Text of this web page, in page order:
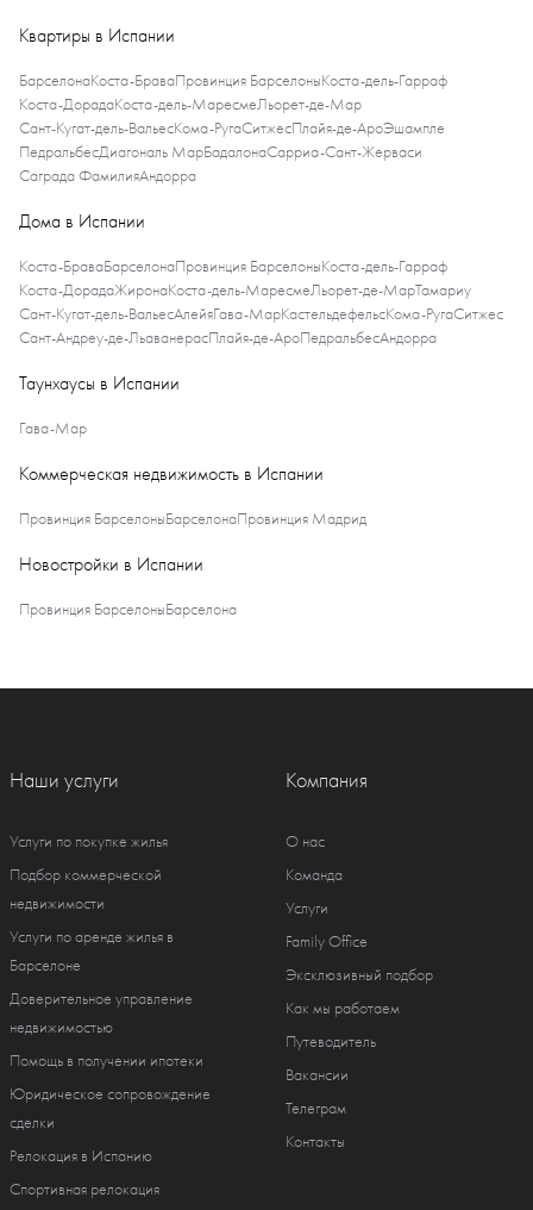
Квартиры в Испании
БарселонаКоста-БраваПровинция БарселоныКоста-дель-Гарраф
Коста-ДорадаКоста-дель-МаресмеЛьорет-де-Мар
Сант-Кугат-дель-ВальесКома-РугаСитжесПлайя-де-АроЭшампле
ПедральбесДиагональ МарБадалонаСарриа-Сант-Жерваси
Саграда ФамилияАндорра
Дома в Испании
Коста-БраваБарселонаПровинция БарселоныКоста-дель-Гарраф
Коста-ДорадаЖиронаКоста-дель-МаресмеЛьорет-де-МарТамариу
Сант-Кугат-дель-ВальесАлейяГава-МарКастельдефельсКома-РугаСитжес
Сант-Андреу-де-ЛьаванерасПлайя-де-АроПедральбесАндорра
Таунхаусы в Испании
Гава-Мар
Коммерческая недвижимость в Испании
Провинция БарселоныБарселонаПровинция Мадрид
Новостройки в Испании
Провинция БарселоныБарселона
Наши услуги
Услуги по покупке жилья
Подбор коммерческой
недвижимости
Услуги по аренде жилья в
Барселоне
Доверительное управление
недвижимостью
Помощь в получении ипотеки
Юридическое сопровождение
сделки
Релокация в Испанию
Спортивная релокация
Компания
О нас
Команда
Услуги
Family Office
Эксклюзивный подбор
Как мы работаем
Путеводитель
Вакансии
Телеграм
Контакты